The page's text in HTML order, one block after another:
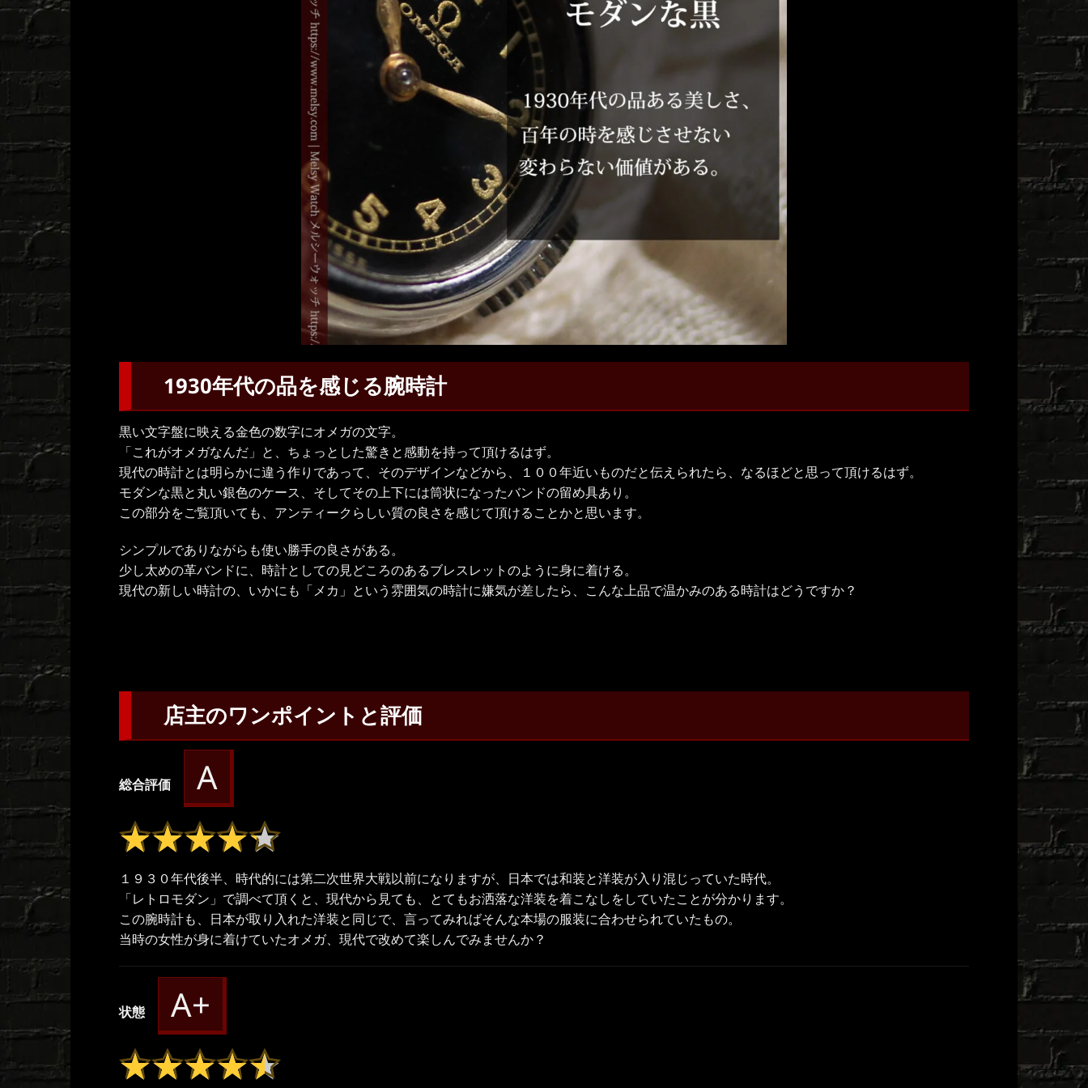
1930年代の品を感じる腕時計
黒い文字盤に映える金色の数字にオメガの文字。
「これがオメガなんだ」と、ちょっとした驚きと感動を持って頂けるはず。
現代の時計とは明らかに違う作りであって、そのデザインなどから、１００年近いものだと伝えられたら、なるほどと思って頂けるはず。
モダンな黒と丸い銀色のケース、そしてその上下には筒状になったバンドの留め具あり。
この部分をご覧頂いても、アンティークらしい質の良さを感じて頂けることかと思います。
シンプルでありながらも使い勝手の良さがある。
少し太めの革バンドに、時計としての見どころのあるブレスレットのように身に着ける。
現代の新しい時計の、いかにも「メカ」という雰囲気の時計に嫌気が差したら、こんな上品で温かみのある時計はどうですか？
店主のワンポイントと評価
総合評価 A
★★★★★
★★★★★
１９３０年代後半、時代的には第二次世界大戦以前になりますが、日本では和装と洋装が入り混じっていた時代。
「レトロモダン」で調べて頂くと、現代から見ても、とてもお洒落な洋装を着こなしをしていたことが分かります。
この腕時計も、日本が取り入れた洋装と同じで、言ってみればそんな本場の服装に合わせられていたもの。
当時の女性が身に着けていたオメガ、現代で改めて楽しんでみませんか？
状態 A+
★★★★★
★★★★★